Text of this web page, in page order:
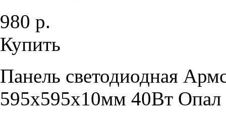
980 р.
Купить
Панель светодиодная
595х595х10мм 40Вт